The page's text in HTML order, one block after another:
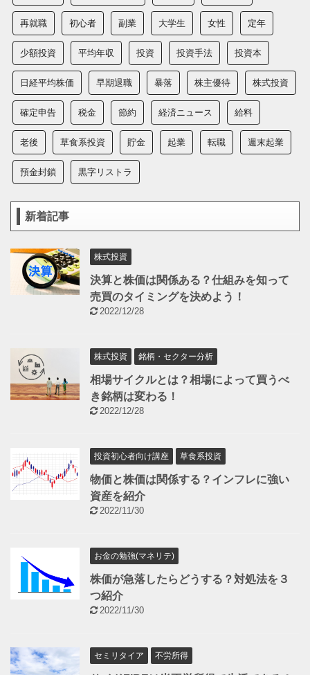
再就職 初心者 副業 大学生 女性 定年
少額投資 平均年収 投資 投資手法 投資本
日経平均株価 早期退職 暴落 株主優待 株式投資
確定申告 税金 節約 経済ニュース 給料
老後 草食系投資 貯金 起業 転職 週末起業
預金封鎖 黒字リストラ
新着記事
株式投資
決算と株価は関係ある？仕組みを知って
売買のタイミングを決めよう！
2022/12/28
株式投資 銘柄・セクター分析
相場サイクルとは？相場によって買うべ
き銘柄は変わる！
2022/12/28
投資初心者向け講座 草食系投資
物価と株価は関係する？インフレに強い
資産を紹介
2022/11/30
お金の勉強(マネリテ)
株価が急落したらどうする？対処法を３
つ紹介
2022/11/30
セミリタイア 不労所得